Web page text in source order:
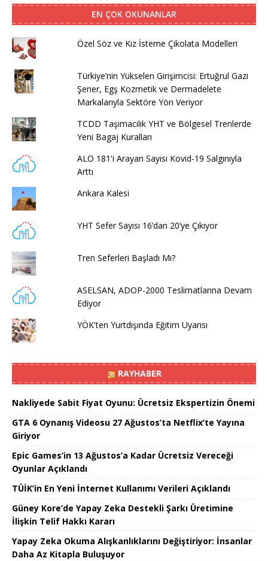
EN ÇOK OKUNANLAR
Özel Söz ve Kız İsteme Çikolata Modelleri
Türkiye’nin Yükselen Girişimcisi: Ertuğrul Gazi
Şener, Egş Kozmetik ve Dermadelete
Markalarıyla Sektöre Yön Veriyor
TCDD Taşımacılık YHT ve Bölgesel Trenlerde
Yeni Bagaj Kuralları
ALO 181'i Arayan Sayısı Kovid-19 Salgınıyla
Arttı
Ankara Kalesi
YHT Sefer Sayısı 16’dan 20’ye Çıkıyor
Tren Seferleri Başladı Mı?
ASELSAN, ADOP-2000 Teslimatlarına Devam
Ediyor
YÖK'ten Yurtdışında Eğitim Uyarısı
RAYHABER
Nakliyede Sabit Fiyat Oyunu: Ücretsiz Ekspertizin Önemi
GTA 6 Oynanış Videosu 27 Ağustos’ta Netflix’te Yayına
Giriyor
Epic Games’in 13 Ağustos’a Kadar Ücretsiz Vereceği
Oyunlar Açıklandı
TÜİK’in En Yeni İnternet Kullanımı Verileri Açıklandı
Güney Kore’de Yapay Zeka Destekli Şarkı Üretimine
İlişkin Telif Hakkı Kararı
Yapay Zeka Okuma Alışkanlıklarını Değiştiriyor: İnsanlar
Daha Az Kitapla Buluşuyor